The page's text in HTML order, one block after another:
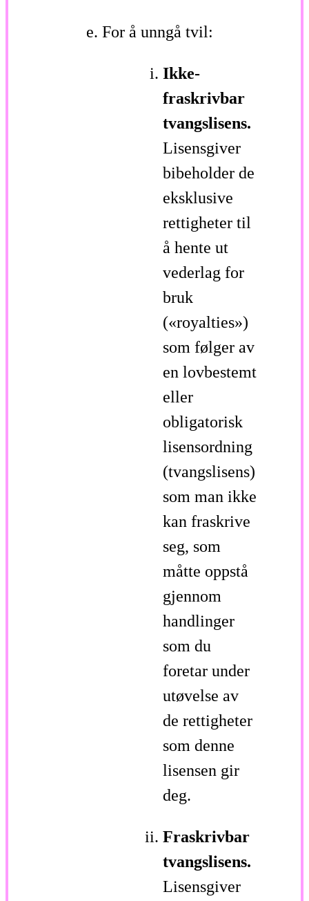
For å unngå tvil:
Ikke-
fraskrivbar
tvangslisens.
Lisensgiver
bibeholder de
eksklusive
rettigheter til
å hente ut
vederlag for
bruk
(«royalties»)
som følger av
en lovbestemt
eller
obligatorisk
lisensordning
(tvangslisens)
som man ikke
kan fraskrive
seg, som
måtte oppstå
gjennom
handlinger
som du
foretar under
utøvelse av
de rettigheter
som denne
lisensen gir
deg.
Fraskrivbar
tvangslisens.
Lisensgiver